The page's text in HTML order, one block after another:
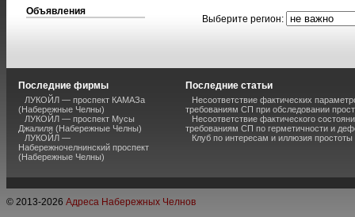
Объявления
Выберите регион:
Последние фирмы
ЛУКОЙЛ — проспект КАМАЗа
(Набережные Челны)
ЛУКОЙЛ — проспект Мусы
Джалиля (Набережные Челны)
ЛУКОЙЛ —
Набережночелнинский проспект
(Набережные Челны)
Последние статьи
Несоответствие фактических
требованиям СП при обследовании
Несоответствие фактического
требованиям СП по герметичности и
Клуб по интересам и иллюзия простоты
© 2013-2026 Адреса Набережных Челнов